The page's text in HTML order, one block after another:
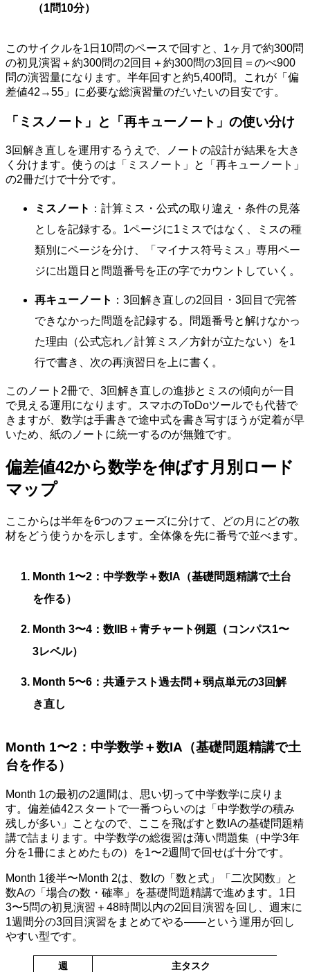
（1問10分）
このサイクルを1日10問のペースで回すと、1ヶ月で約300問
の初見演習＋約300問の2回目＋約300問の3回目＝のべ900
問の演習量になります。半年回すと約5,400問。これが「偏
差値42→55」に必要な総演習量のだいたいの目安です。
「ミスノート」と「再キューノート」の使い分け
3回解き直しを運用するうえで、ノートの設計が結果を大き
く分けます。使うのは「ミスノート」と「再キューノート」
の2冊だけで十分です。
ミスノート ：計算ミス・公式の取り違え・条件の見落
としを記録する。1ページに1ミスではなく、ミスの種
類別にページを分け、「マイナス符号ミス」専用ペー
ジに出題日と問題番号を正の字でカウントしていく。
再キューノート ：3回解き直しの2回目・3回目で完答
できなかった問題を記録する。問題番号と解けなかっ
た理由（公式忘れ／計算ミス／方針が立たない）を1
行で書き、次の再演習日を上に書く。
このノート2冊で、3回解き直しの進捗とミスの傾向が一目
で見える運用になります。スマホのToDoツールでも代替で
きますが、数学は手書きで途中式を書き写すほうが定着が早
いため、紙のノートに統一するのが無難です。
偏差値42から数学を伸ばす月別ロード
マップ
ここからは半年を6つのフェーズに分けて、どの月にどの教
材をどう使うかを示します。全体像を先に番号で並べます。
Month 1〜2：中学数学＋数IA（基礎問題精講で土台
を作る）
Month 3〜4：数IIB＋青チャート例題（コンパス1〜
3レベル）
Month 5〜6：共通テスト過去問＋弱点単元の3回解
き直し
Month 1〜2：中学数学＋数IA（基礎問題精講で土
台を作る）
Month 1の最初の2週間は、思い切って中学数学に戻りま
す。偏差値42スタートで一番つらいのは「中学数学の積み
残しが多い」ことなので、ここを飛ばすと数IAの基礎問題精
講で詰まります。中学数学の総復習は薄い問題集（中学3年
分を1冊にまとめたもの）を1〜2週間で回せば十分です。
Month 1後半〜Month 2は、数Iの「数と式」「二次関数」と
数Aの「場合の数・確率」を基礎問題精講で進めます。1日
3〜5問の初見演習＋48時間以内の2回目演習を回し、週末に
1週間分の3回目演習をまとめてやる——という運用が回し
やすい型です。
週 主タスク